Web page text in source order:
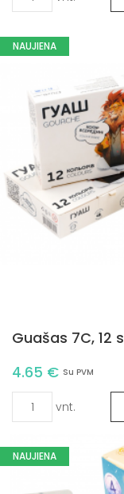
NAUJIENA
Guašas 7C, 12
4.65 € Su PVM
vnt.
NAUJIENA